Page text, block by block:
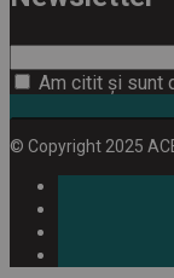
Am citit și sunt
© Copyright 2025